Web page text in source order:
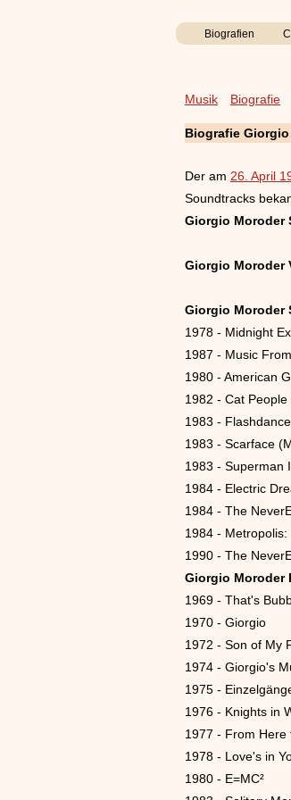
Biografien
Musik Biografie
Biografie
Der am 26. April
Soundtracks
Giorgio Moroder
Giorgio Moroder
Giorgio Moroder
1978 - Midnight
1987 - Music
1980 - American
1982 - Cat People
1983 -
1983 - Scarface
1983 - Superman
1984 - Electric
1984 - The
1984 -
1990 - The
Giorgio Moroder
1969 - That's
1970 - Giorgio
1972 - Son of My
1974 - Giorgio's
1975 -
1976 - Knights in
1977 - From Here
1978 - Love's in
1980 - E=MC²